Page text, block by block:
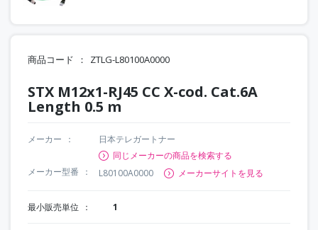
商品コード ZTLG-L80100A0000
STX M12x1-RJ45 CC X-cod. Cat.6A
Length 0.5 m
メーカー
日本テレガートナー
同じメーカーの商品を検索する
メーカー型番
L80100A0000 メーカーサイトを見る
最小販売単位 1